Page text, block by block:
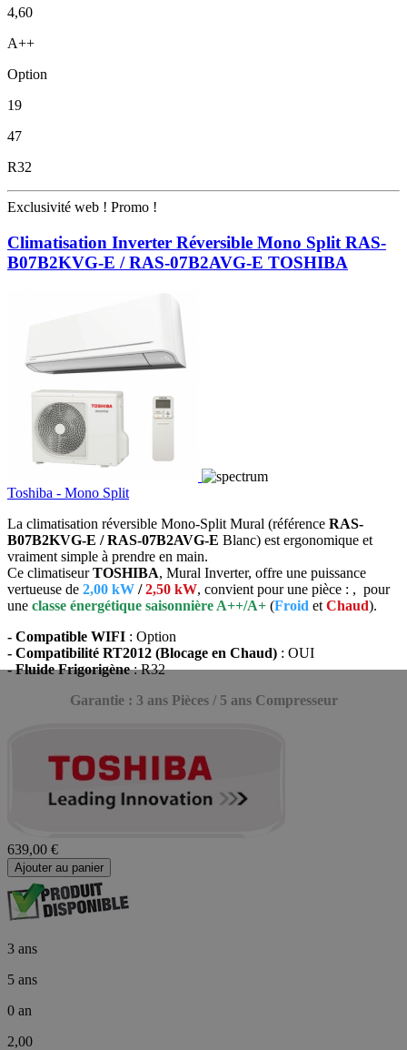
4,60
A++
Option
19
47
R32
Exclusivité web ! Promo !
Climatisation Inverter Réversible Mono Split RAS-
B07B2KVG-E / RAS-07B2AVG-E TOSHIBA
Toshiba - Mono Split
La climatisation réversible Mono-Split Mural (référence RAS-
B07B2KVG-E / RAS-07B2AVG-E Blanc) est ergonomique et
vraiment simple à prendre en main.
Ce climatiseurTOSHIBA, Mural Inverter, offre une puissance
vertueuse de 2,00 kW /2,50 kW, convient pour une pièce : , pour
une classe énergétique saisonnière A++/A+ (Froid et Chaud).
- Compatible WIFI : Option
- Compatibilité RT2012 (Blocage en Chaud) : OUI
- Fluide Frigorigène: R32
Garantie : 3 ans Pièces / 5 ans Compresseur
639,00 €
Ajouter au panier
3 ans
5 ans
0 an
2,00